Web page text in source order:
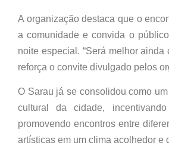
A organização destaca que o
a comunidade e convida o
noite especial. “Será melhor ainda
reforça o convite divulgado pelos
O Sarau já se consolidou como
cultural da cidade,
promovendo encontros entre
artísticas em um clima acolhedor e